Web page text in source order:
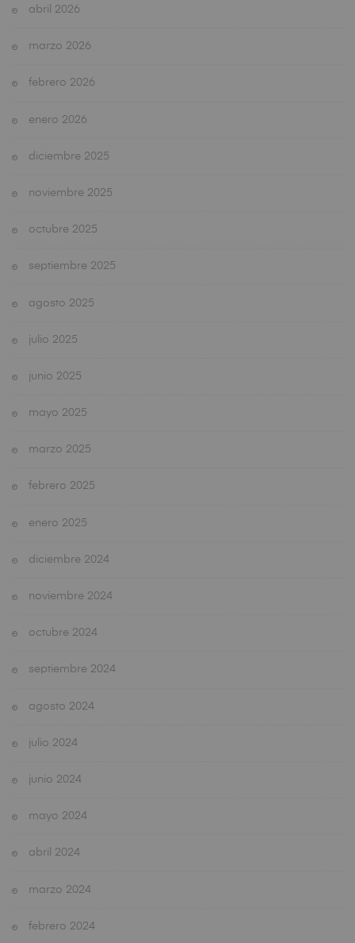
abril 2026
marzo 2026
febrero 2026
enero 2026
diciembre 2025
noviembre 2025
octubre 2025
septiembre 2025
agosto 2025
julio 2025
junio 2025
mayo 2025
marzo 2025
febrero 2025
enero 2025
diciembre 2024
noviembre 2024
octubre 2024
septiembre 2024
agosto 2024
julio 2024
junio 2024
mayo 2024
abril 2024
marzo 2024
febrero 2024